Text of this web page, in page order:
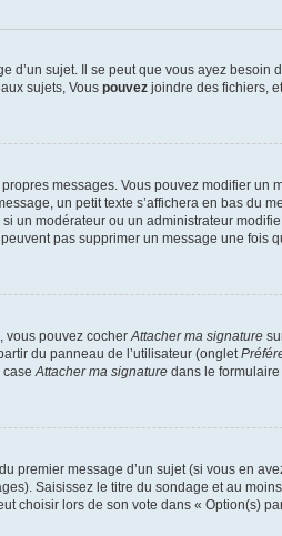
sujet. Il se peut que vous ayez besoin
sujets, Vous pouvez joindre des fichiers,
messages. Vous pouvez modifier
un petit texte s’affichera en bas du
un modérateur ou un administrateur
pas supprimer un message une fois
vous pouvez cocher Attacher ma signature
du panneau de l’utilisateur (onglet
Attacher ma signature dans le
premier message d’un sujet (si vous en
Saisissez le titre du sondage et au
choisir lors de son vote dans « Option(s)